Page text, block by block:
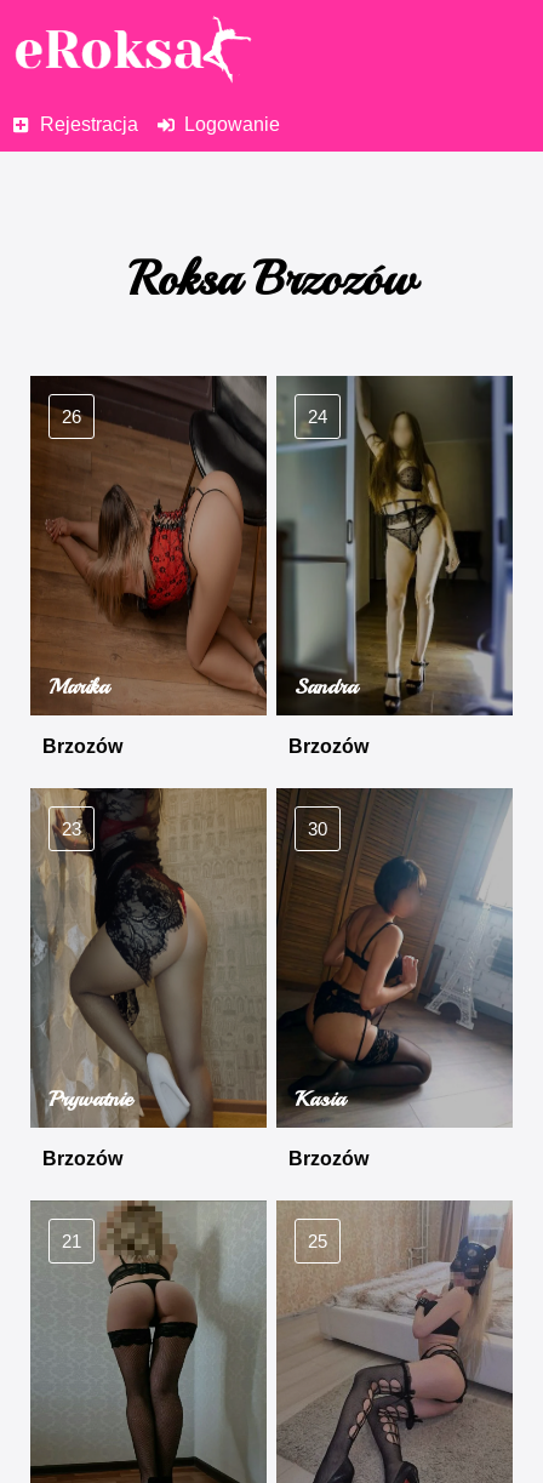
Rejestracja Logowanie
Roksa Brzozów
26
Marika
Brzozów
24
Sandra
Brzozów
23
Prywatnie
Brzozów
30
Kasia
Brzozów
21 25